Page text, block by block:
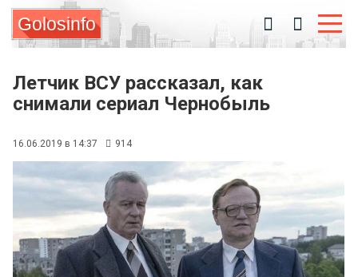
Golosinfo
Летчик ВСУ рассказал, как
снимали сериал Чернобыль
16.06.2019 в 14:37 914